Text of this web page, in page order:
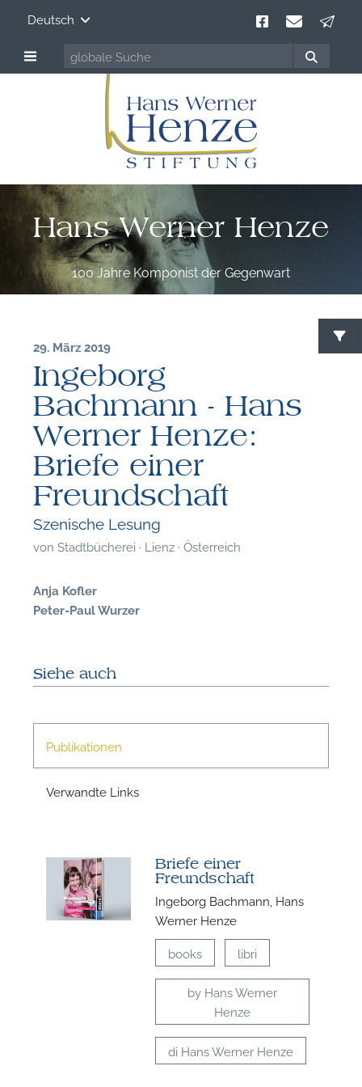
Deutsch
Hans Werner Henze
100 Jahre Komponist der Gegenwart
29. März 2019
Ingeborg
Bachmann - Hans
Werner Henze:
Briefe einer
Freundschaft
Szenische Lesung
vonStadtbücherei · Lienz · Österreich
Anja Kofler
Peter-Paul Wurzer
Siehe auch
Publikationen
Verwandte Links
Briefe einer
Freundschaft
Ingeborg Bachmann, Hans
Werner Henze
books libri
by Hans Werner
Henze
di Hans Werner Henze